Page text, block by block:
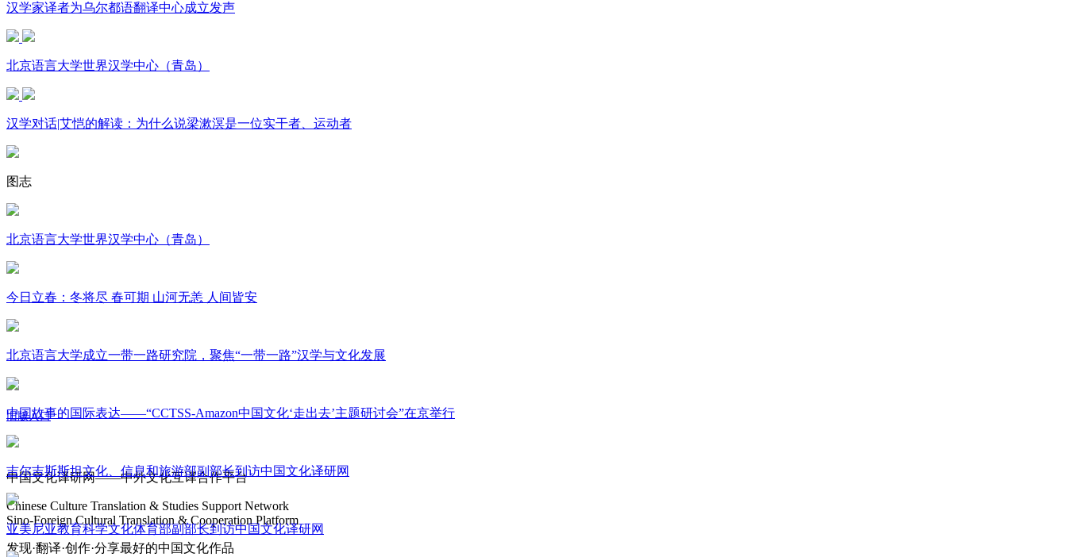
汉学家译者为乌尔都语翻译中心成立发声
北京语言大学世界汉学中心（青岛）
汉学对话|艾恺的解读：为什么说梁漱溟是一位实干者、运动者
图志
北京语言大学世界汉学中心（青岛）
今日立春：冬将尽 春可期 山河无恙 人间皆安
北京语言大学成立一带一路研究院，聚焦“一带一路”汉学与文化发展
中国故事的国际表达——“CCTSS-Amazon中国文化‘走出去’主题研讨会”在京举行
吉尔吉斯斯坦文化、信息和旅游部副部长到访中国文化译研网
亚美尼亚教育科学文化体育部副部长到访中国文化译研网
旧版入口
关于我们
中国文化译研网——中外文化互译合作平台
Chinese Culture Translation & Studies Support Network
Sino-Foreign Cultural Translation & Cooperation Platform
发现·翻译·创作·分享最好的中国文化作品